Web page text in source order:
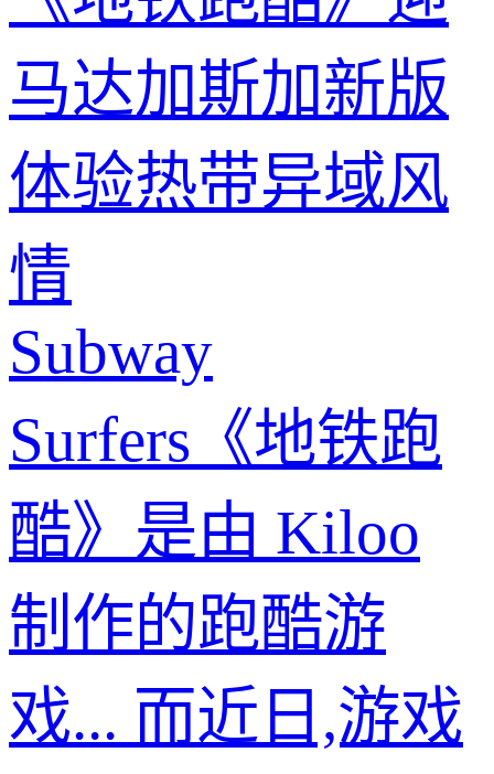
马达加斯加新版
体验热带异域风
情
Subway
Surfers《地铁跑
酷》是由 Kiloo
制作的跑酷游
戏... 而近日,游戏